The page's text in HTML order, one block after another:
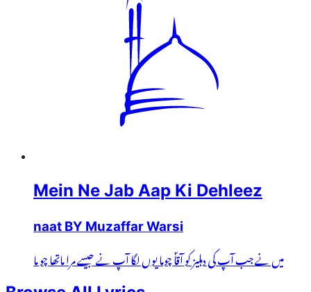
Mein Ne Jab Aap Ki Dehleez
naat BY Muzaffar Warsi
میں نے جب آپ کی دہلیز کو آقاؐ چوما یوں لگا آپ نے جیسے مرا ماتھا چو ما